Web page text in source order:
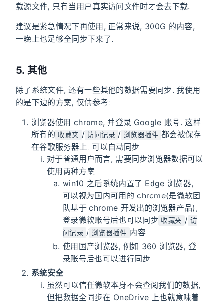
载源文件, 只有当用户真实访问文件时才会去下载.
建议是紧急情况下再使用, 正常来说, 300G 的内容,
一晚上也足够全同步下来了.
5. 其他
除了系统文件, 还有一些其他的数据需要同步. 我使用
的是下边的方案, 仅供参考:
浏览器使用 chrome, 并登录 Google 账号. 这样
所有的 收藏夹 / 访问记录 / 浏览器插件 都会被保存
在谷歌服务器上. 可以自动同步
对于普通用户而言, 需要同步浏览器数据可以
使用两种方案
win10 之后系统内置了 Edge 浏览器,
可以视为国内可用的 chrome(是微软团
队基于 chrome 开发出的浏览器产品),
登录微软账号后也可以同步 收藏夹 / 访
问记录 / 浏览器插件 内容
使用国产浏览器, 例如 360 浏览器, 登
录账号后也可以进行同步
系统安全
虽然可以信任微软本身不会查阅我们的数据,
但把数据全同步在 OneDrive 上也就意味着